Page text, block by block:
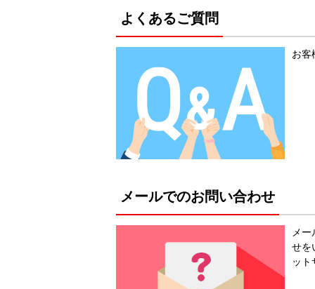
よくあるご質問
お客
メールでのお問い合わせ
メ
せを
ット